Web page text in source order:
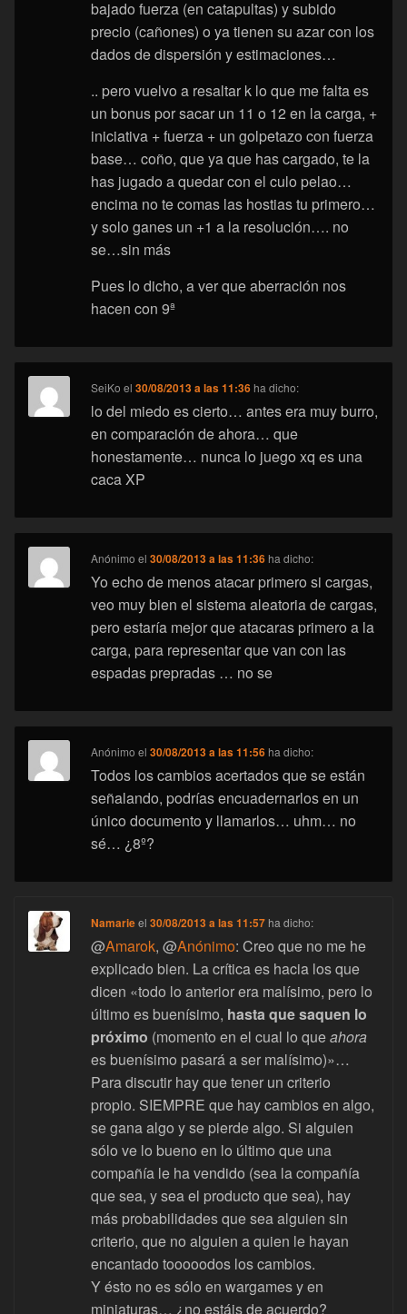
bajado fuerza (en catapultas) y subido
precio (cañones) o ya tienen su azar con los
dados de dispersión y estimaciones…
.. pero vuelvo a resaltar k lo que me falta es
un bonus por sacar un 11 o 12 en la carga, +
iniciativa + fuerza + un golpetazo con fuerza
base… coño, que ya que has cargado, te la
has jugado a quedar con el culo pelao…
encima no te comas las hostias tu primero…
y solo ganes un +1 a la resolución…. no
se…sin más
Pues lo dicho, a ver que aberración nos
hacen con 9ª
SeiKo el30/08/2013 a las 11:36 ha dicho:
lo del miedo es cierto… antes era muy burro,
en comparación de ahora… que
honestamente… nunca lo juego xq es una
caca XP
Anónimo el30/08/2013 a las 11:36 ha dicho:
Yo echo de menos atacar primero si cargas,
veo muy bien el sistema aleatoria de cargas,
pero estaría mejor que atacaras primero a la
carga, para representar que van con las
espadas prepradas … no se
Anónimo el30/08/2013 a las 11:56 ha dicho:
Todos los cambios acertados que se están
señalando, podrías encuadernarlos en un
único documento y llamarlos… uhm… no
sé… ¿8º?
Namarieel30/08/2013 a las 11:57 ha dicho:
@Amarok, @Anónimo: Creo que no me he
explicado bien. La crítica es hacia los que
dicen «todo lo anterior era malísimo, pero lo
último es buenísimo, hasta que saquen lo
próximo (momento en el cual lo queahora
es buenísimo pasará a ser malísimo)»…
Para discutir hay que tener un criterio
propio. SIEMPRE que hay cambios en algo,
se gana algo y se pierde algo. Si alguien
sólo ve lo bueno en lo último que una
compañía le ha vendido (sea la compañía
que sea, y sea el producto que sea), hay
más probabilidades que sea alguien sin
criterio, que no alguien a quien le hayan
encantado tooooodos los cambios.
Y ésto no es sólo en wargames y en
miniaturas… ¿no estáis de acuerdo?